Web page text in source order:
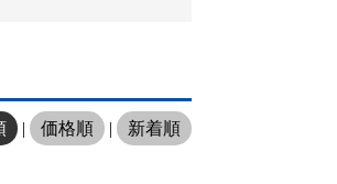
| 価格順 | 新着順